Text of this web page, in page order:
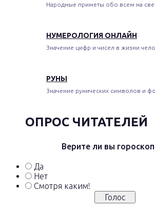
Народные приметы обо всем на
НУМЕРОЛОГИЯ ОНЛАЙН
Значение цифр и чисел в жизни
РУНЫ
Значение рунических символов и
ОПРОС ЧИТАТЕЛЕЙ
Верите ли вы
Да
Нет
Смотря каким!